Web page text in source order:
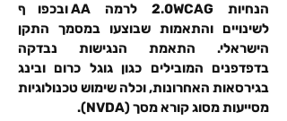
הנחיות 2.0WCAG לרמה AA ובכפוף
לשינויים והתאמות שבוצעו במסמך התקן
הישראלי. התאמת הנגישות נבדקה
בדפדפנים המובילים כגון גוגל כרום ובינג
בגירסאות האחרונות, וכלה שימוש טכנולוגיות
מסייעות מסוג קורא מסך (NVDA).